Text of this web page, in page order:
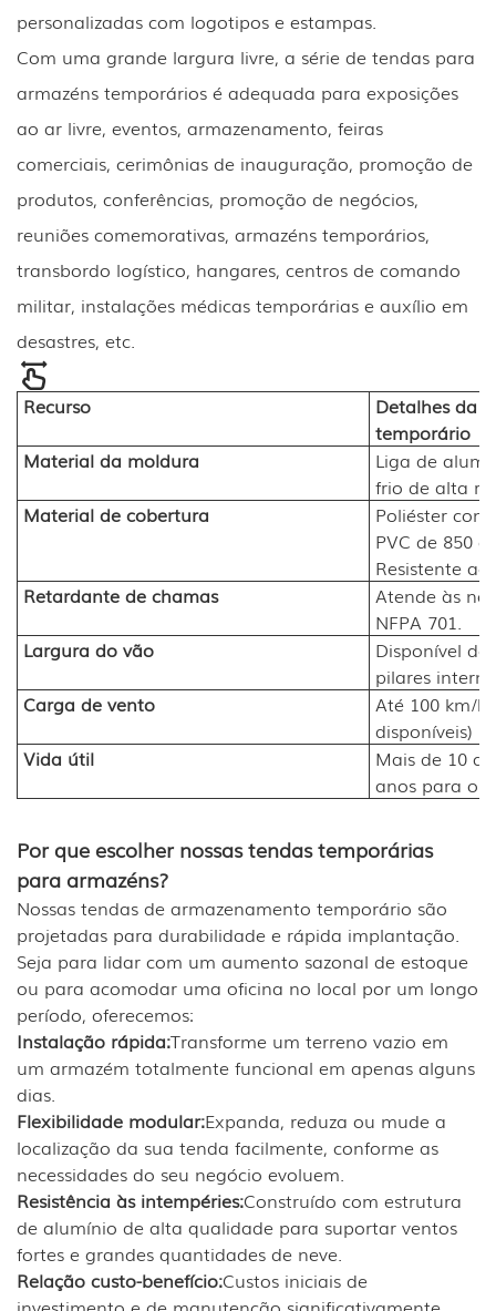
personalizadas com logotipos e estampas.
Com uma grande largura livre, a série de tendas para
armazéns temporários é adequada para exposições
ao ar livre, eventos, armazenamento, feiras
comerciais, cerimônias de inauguração, promoção de
produtos, conferências, promoção de negócios,
reuniões comemorativas, armazéns temporários,
transbordo logístico, hangares, centros de comando
militar, instalações médicas temporárias e auxílio em
desastres, etc.
Recurso
Detalhes da
temporário
Material da moldura
Liga de
frio de alta
Material de cobertura
Poliéster
PVC de 850
Resistente
Retardante de chamas
Atende às
NFPA 701.
Largura do vão
Disponível
pilares
Carga de vento
Até 100 km/h
disponíveis)
Vida útil
Mais de 10
anos para o
Por que escolher nossas tendas temporárias
para armazéns?
Nossas tendas de armazenamento temporário são
projetadas para durabilidade e rápida implantação.
Seja para lidar com um aumento sazonal de estoque
ou para acomodar uma oficina no local por um longo
período, oferecemos:
Instalação rápida:Transforme um terreno vazio em
um armazém totalmente funcional em apenas alguns
dias.
Flexibilidade modular:Expanda, reduza ou mude a
localização da sua tenda facilmente, conforme as
necessidades do seu negócio evoluem.
Resistência às intempéries:Construído com estrutura
de alumínio de alta qualidade para suportar ventos
fortes e grandes quantidades de neve.
Relação custo-benefício:Custos iniciais de